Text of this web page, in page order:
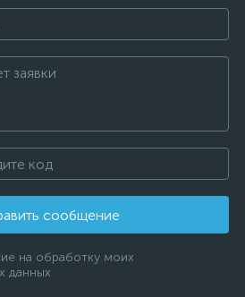
сообщение
на обработку моих
данных